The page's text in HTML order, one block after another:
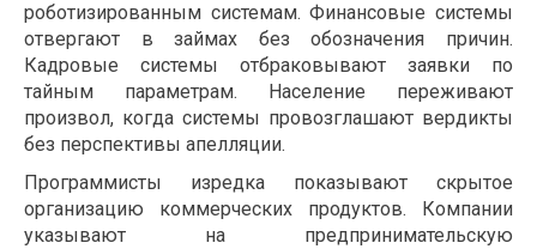
роботизированным системам. Финансовые системы
отвергают в займах без обозначения причин.
Кадровые системы отбраковывают заявки по
тайным параметрам. Население переживают
произвол, когда системы провозглашают вердикты
без перспективы апелляции.
Программисты изредка показывают скрытое
организацию коммерческих продуктов. Компании
указывают на предпринимательскую